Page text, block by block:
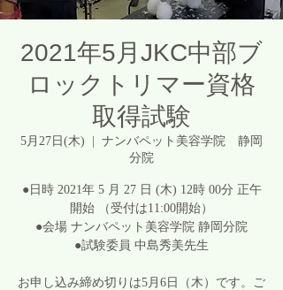
2021年5月JKC中部ブ
ロックトリマー資格
取得試験
5月27日(木)
ナンバペット美容学院 静岡
分院
●日時 2021年 5 月 27 日 (木) 12時 00分 正午
開始 （受付は11:00開始）
●会場 ナンバペット美容学院 静岡分院
●試験委員 中島秀美先生
お申し込み締め切りは5月6日（木）です。ご